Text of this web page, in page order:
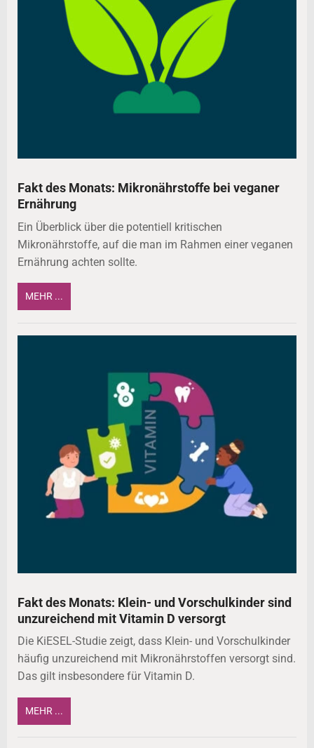
Fakt des Monats: Mikronährstoffe bei veganer
Ernährung
Ein Überblick über die potentiell kritischen
Mikronährstoffe, auf die man im Rahmen einer veganen
Ernährung achten sollte.
MEHR ...
Fakt des Monats: Klein- und Vorschulkinder sind
unzureichend mit Vitamin D versorgt
Die KiESEL-Studie zeigt, dass Klein- und Vorschulkinder
häufig unzureichend mit Mikronährstoffen versorgt sind.
Das gilt insbesondere für Vitamin D.
MEHR ...